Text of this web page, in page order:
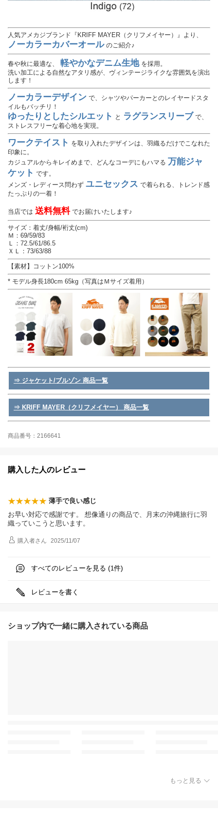
人気アメカジブランド『KRIFF MAYER（クリフメイヤー）』より、
ノーカラーカバーオールのご紹介♪
春や秋に最適な、 軽やかなデニム生地を採用。
洗い加工による自然なアタリ感が、ヴィンテージライクな雰囲気を演出
します！
ノーカラーデザイン で、シャツやパーカーとのレイヤードスタ
イルもバッチリ！
ゆったりとしたシルエット と ラグランスリーブ で、
ストレスフリーな着心地を実現。
ワークテイスト を取り入れたデザインは、羽織るだけでこなれた
印象に。
カジュアルからキレイめまで、どんなコーデにもハマる 万能ジャ
ケット です。
メンズ・レディース問わず ユニセックス で着られる、トレンド感
たっぷりの一着！
当店では 送料無料でお届けいたします♪
サイズ：着丈/身幅/裄丈(cm)
Ｍ：69/59/83
Ｌ：72.5/61/86.5
ＸＬ：73/63/88
【素材】コットン100%
* モデル身長180cm 65kg（写真はＭサイズ着用）
⇒ ジャケット/ブルゾン 商品一覧
⇒ KRIFF MAYER（クリフメイヤー） 商品一覧
商品番号：2166641
購入した人のレビュー
薄手で良い感じ
お早い対応で感謝です。 想像通りの商品で、月末の沖縄旅行に羽
織っていこうと思います。
購入者さん 2025/11/07
すべてのレビューを見る (1件)
レビューを書く
ショップ内で一緒に購入されている商品
もっと見る